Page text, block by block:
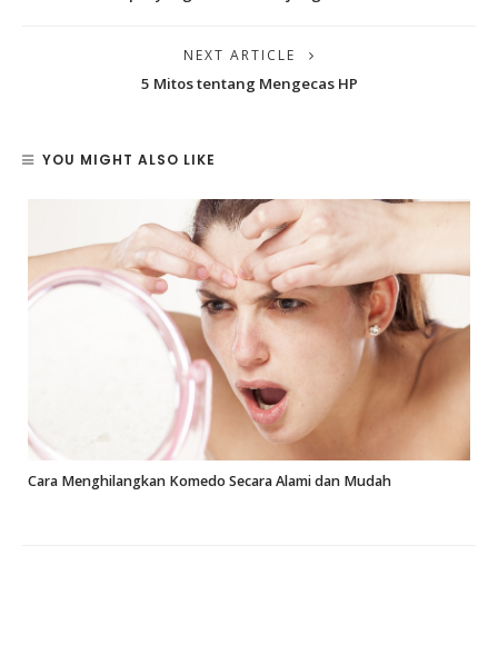
NEXT ARTICLE
5 Mitos tentang Mengecas HP
YOU MIGHT ALSO LIKE
Cara Menghilangkan Komedo Secara Alami dan Mudah